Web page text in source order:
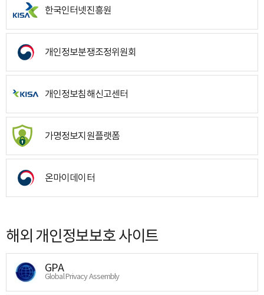
한국인터넷진흥원
개인정보분쟁조정위원회
개인정보침해신고센터
가명정보지원플랫폼
온마이데이터
해외 개인정보보호 사이트
GPA
Global Privacy Assembly